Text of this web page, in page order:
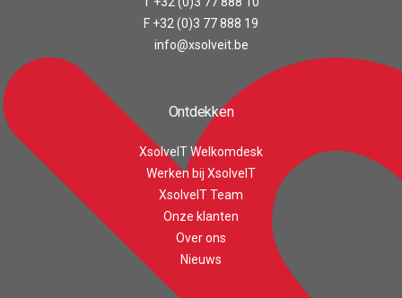
F +32 (0)3 77 888 19
info@xsolveit.be
Ontdekken
XsolveIT Welkomdesk
Werken bij XsolveIT
XsolveIT Team
Onze klanten
Over ons
Nieuws
Customer reviews and experiences for
XsolveIT